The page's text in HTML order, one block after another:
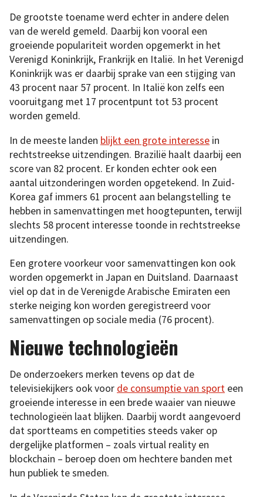
De grootste toename werd echter in andere delen
van de wereld gemeld. Daarbij kon vooral een
groeiende populariteit worden opgemerkt in het
Verenigd Koninkrijk, Frankrijk en Italië. In het Verenigd
Koninkrijk was er daarbij sprake van een stijging van
43 procent naar 57 procent. In Italië kon zelfs een
vooruitgang met 17 procentpunt tot 53 procent
worden gemeld.
In de meeste landen blijkt een grote interesse in
rechtstreekse uitzendingen. Brazilië haalt daarbij een
score van 82 procent. Er konden echter ook een
aantal uitzonderingen worden opgetekend. In Zuid-
Korea gaf immers 61 procent aan belangstelling te
hebben in samenvattingen met hoogtepunten, terwijl
slechts 58 procent interesse toonde in rechtstreekse
uitzendingen.
Een grotere voorkeur voor samenvattingen kon ook
worden opgemerkt in Japan en Duitsland. Daarnaast
viel op dat in de Verenigde Arabische Emiraten een
sterke neiging kon worden geregistreerd voor
samenvattingen op sociale media (76 procent).
Nieuwe technologieën
De onderzoekers merken tevens op dat de
televisiekijkers ook voor de consumptie van sport een
groeiende interesse in een brede waaier van nieuwe
technologieën laat blijken. Daarbij wordt aangevoerd
dat sportteams en competities steeds vaker op
dergelijke platformen – zoals virtual reality en
blockchain – beroep doen om hechtere banden met
hun publiek te smeden.